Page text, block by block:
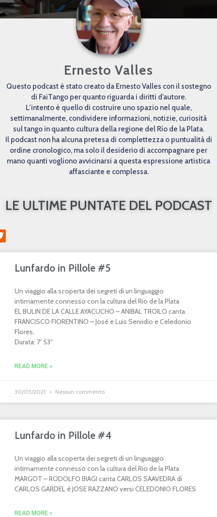
Ernesto Valles
Questo podcast è stato creato da Ernesto Valles con il sostegno
di FaiTango per quanto riguarda i diritti d’autore.
L’intento è quello di costruire uno spazio nel quale,
settimanalmente, condividere informazioni, notizie, curiosità
sul tango in quanto cultura della regione del Río de la Plata.
Il podcast non ha alcuna pretesa di complettezza o puntualità di
ordine cronologico, ma solo il desiderio di accompagnare per
mano quanti vogliono avvicinarsi a questa espressione artistica
affasciante e complessa.
LE ULTIME PUNTATE DEL PODCAST
Lunfardo in Pillole #5
Un viaggio alla scoperta dei segreti di un linguaggio
intimamente connesso con la cultura del Rio de la Plata
EL BULIN DE LA CALLE AYACUCHO – ANIBAL TROILO canta
FRANCISCO FIORENTINO – José e Luis Servidio e Celedonio
Flores.
Durata: 7′ 53″
READ MORE »
30/05/2021 Nessun commento
Lunfardo in Pillole #4
Un viaggio alla scoperta dei segreti di un linguaggio
intimamente connesso con la cultura del Rio de la Plata
MARGOT – RODOLFO BIAGI canta CARLOS SAAVEDRA di
CARLOS GARDEL é JOSE RAZZANO versi CELEDONIO FLORES
READ MORE »